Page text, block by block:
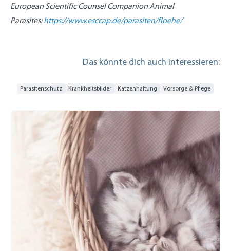
European Scientific Counsel Companion Animal
Parasites:https://www.esccap.de/parasiten/floehe/
Das könnte dich auch interessieren:
Parasitenschutz Krankheitsbilder Katzenhaltung Vorsorge & Pflege